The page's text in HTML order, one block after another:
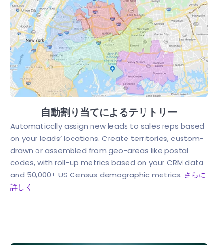
自動割り当てによるテリトリー
Automatically assign new leads to sales reps based
on your leads’ locations. Create territories, custom-
drawn or assembled from geo-areas like postal
codes, with roll-up metrics based on your CRM data
and 50,000+ US Census demographic metrics. さらに
詳しく